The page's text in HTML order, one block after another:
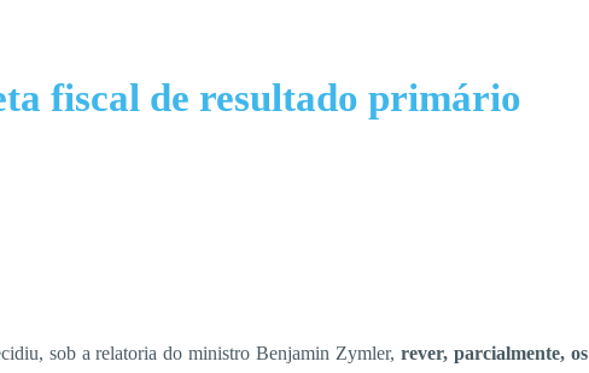
fiscal de resultado primário
sob a relatoria do ministro Benjamin Zymler, rever, parcialmente, os